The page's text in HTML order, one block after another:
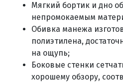
Мягкий бортик и дно
непромокаемым
Обивка манежа
полиэтилена,
на ощупь;
Боковые стенки
хорошему обзору,